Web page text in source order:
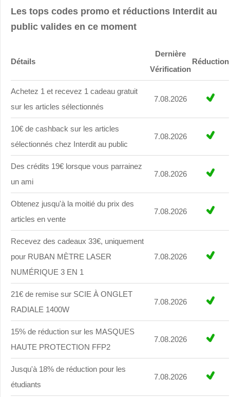
Les tops codes promo et réductions Interdit au
public valides en ce moment
Détails
Dernière
Vérification
Réduction
Achetez 1 et recevez 1 cadeau gratuit
sur les articles sélectionnés
7.08.2026
10€ de cashback sur les articles
sélectionnés chez Interdit au public
7.08.2026
Des crédits 19€ lorsque vous parrainez
un ami
7.08.2026
Obtenez jusqu'à la moitié du prix des
articles en vente
7.08.2026
Recevez des cadeaux 33€, uniquement
pour RUBAN MÈTRE LASER
NUMÉRIQUE 3 EN 1
7.08.2026
21€ de remise sur SCIE À ONGLET
RADIALE 1400W
7.08.2026
15% de réduction sur les MASQUES
HAUTE PROTECTION FFP2
7.08.2026
Jusqu'à 18% de réduction pour les
étudiants
7.08.2026